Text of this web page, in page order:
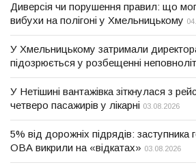
Диверсія чи порушення правил: що
вибухи на полігоні у Хмельницькому
У Хмельницькому затримали
підозрюється у розбещенні
У Нетішині вантажівка зіткнулася з
четверо пасажирів у лікарні 03.08.2026
5% від дорожніх підрядів:
ОВА викрили на «відкатах» 03.08.2026